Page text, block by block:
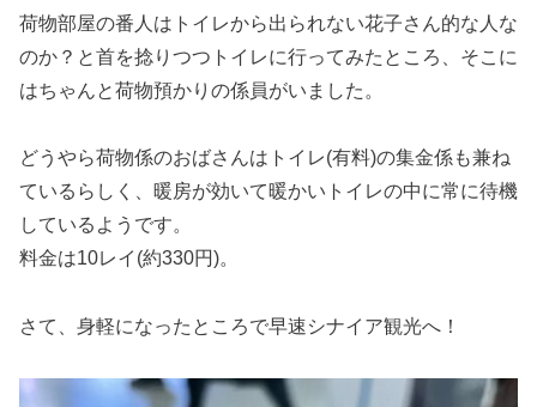
荷物部屋の番人はトイレから出られない花子さん的な人な
のか？と首を捻りつつトイレに行ってみたところ、そこに
はちゃんと荷物預かりの係員がいました。
どうやら荷物係のおばさんはトイレ(有料)の集金係も兼ね
ているらしく、暖房が効いて暖かいトイレの中に常に待機
しているようです。
料金は10レイ(約330円)。
さて、身軽になったところで早速シナイア観光へ！